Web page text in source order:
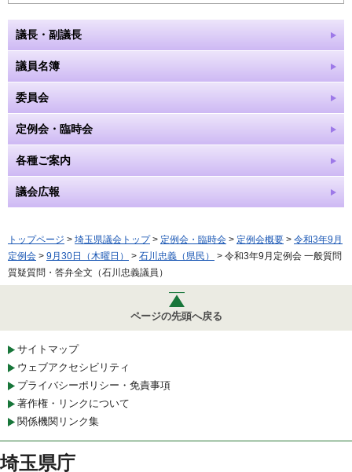
議長・副議長
議員名簿
委員会
定例会・臨時会
各種ご案内
議会広報
トップページ > 埼玉県議会トップ> 定例会・臨時会 > 定例会概要 > 令和3年9月
定例会 > 9月30日（木曜日） > 石川忠義（県民）
> 令和3年9月定例会 一般質問
質疑質問・答弁全文（石川忠義議員）
ページの先頭へ戻る
サイトマップ
ウェブアクセシビリティ
プライバシーポリシー・免責事項
著作権・リンクについて
関係機関リンク集
埼玉県庁